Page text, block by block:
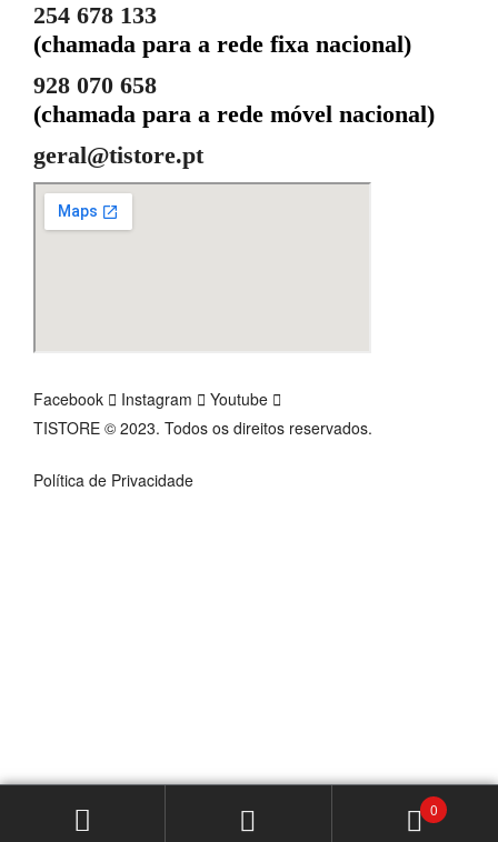
254 678 133
(chamada para a rede fixa nacional)
928 070 658
(chamada para a rede móvel nacional)
geral@tistore.pt
Facebook Instagram
Youtube
TISTORE © 2023. Todos os direitos reservados.
Política de Privacidade
0